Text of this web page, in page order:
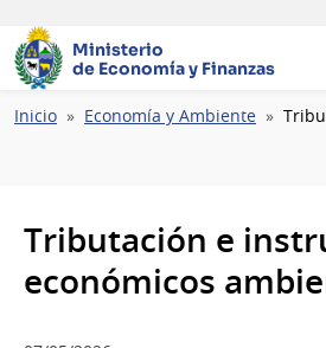
Ministerio
de Economía y Finanzas
Ruta
Inicio Economía y Ambiente
Tributación e
económicos